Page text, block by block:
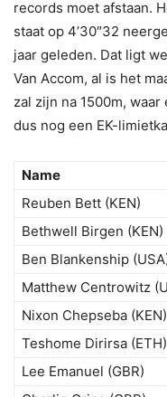
records moet afstaan.
staat op 4’30″32
jaar geleden. Dat ligt
Van Accom, al is het
zal zijn na 1500m,
dus nog een EK-
Name
Reuben Bett (KEN)
Bethwell Birgen (KEN)
Ben Blankenship
Matthew Centrowitz
Nixon Chepseba (KEN)
Teshome Dirirsa (ETH)
Lee Emanuel (GBR)